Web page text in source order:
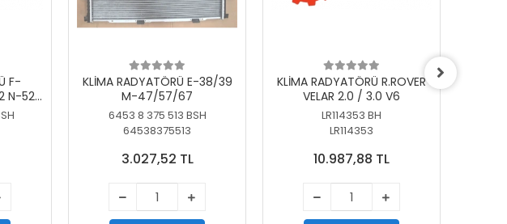
F-
N-52
KLİMA RADYATÖRÜ E-38/39
M-47/57/67
6453 8 375 513 BSH
64538375513
3.027,52 TL
KLİMA RADYATÖRÜ R.ROVER
VELAR 2.0 / 3.0 V6
LR114353 BH
LR114353
10.987,88 TL